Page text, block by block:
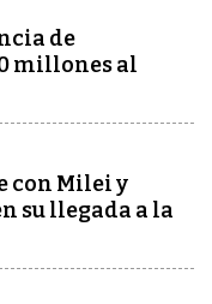
de
millones al
con Milei y
su llegada a la